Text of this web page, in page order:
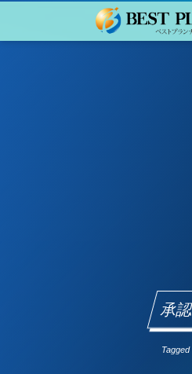
承認
Tagged